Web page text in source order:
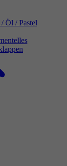
Öl / Pastel